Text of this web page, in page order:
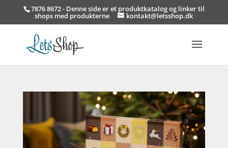
7876 8672 - Denne side er et produktkatalog og linker til
shops med produkterne kontakt@letsshop.dk